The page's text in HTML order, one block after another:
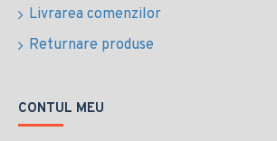
Livrarea comenzilor
Returnare produse
CONTUL MEU